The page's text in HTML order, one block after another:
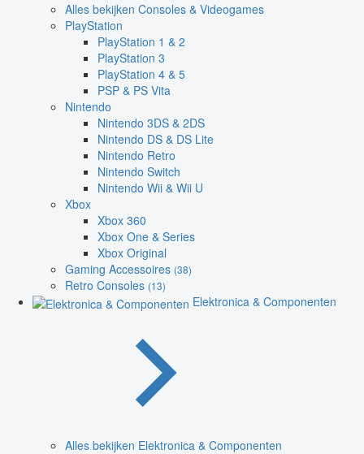
Alles bekijken Consoles & Videogames
PlayStation
PlayStation 1 & 2
PlayStation 3
PlayStation 4 & 5
PSP & PS Vita
Nintendo
Nintendo 3DS & 2DS
Nintendo DS & DS Lite
Nintendo Retro
Nintendo Switch
Nintendo Wii & Wii U
Xbox
Xbox 360
Xbox One & Series
Xbox Original
Gaming Accessoires (38)
Retro Consoles (13)
Elektronica & Componenten
Alles bekijken Elektronica & Componenten